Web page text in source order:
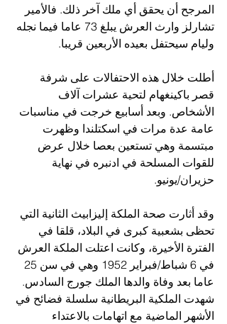
المرجح أن يحقق أي ملك آخر ذلك. فالأمير
تشارلز وارث العرش يبلغ 73 عاما فيما نجله
وليام سيحتفل بعيده الأربعين قريبا.
أطلت خلال هذه الاحتفالات على شرفة
قصر باكينغهام لتحية عشرات آلاف
الأشخاص. وبعد أسابيع خرجت في مناسبات
عامة عدة مرات في اسكتلندا وظهرت
مبتسمة وهي تستعين بعصا خلال عرض
للقوات المسلحة في ادنبره في نهاية
حزيران/يونيو.
وقد أثارت صحة الملكة إليزابيث الثانية التي
تحظى بشعبية كبرى في البلاد، قلقا في
الفترة الأخيرة، وكانت اعتلت الملكة العرش
عاما بعد وفاة والدها الملك جورج السادس.
شهدت الملكية البريطانية سلسلة فضائح في
الأشهر الماضية مع اتهامات بالاعتداء